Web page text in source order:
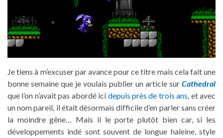
Je tiens à m’excuser par avance pour ce titre mais cela fait une
bonne semaine que je voulais publier un article sur Cathedral
que l’on n’avait pas abordé ici depuis près de trois ans, et avec
un nom pareil, il était désormais difficile d’en parler sans créer
la moindre gêne… Mais il le porte plutôt bien car, si les
développements indé sont souvent de longue haleine, style